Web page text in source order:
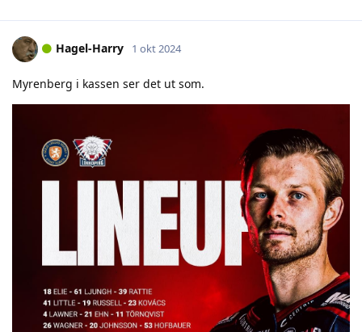
Hagel-Harry 1 okt 2024
Myrenberg i kassen ser det ut som.